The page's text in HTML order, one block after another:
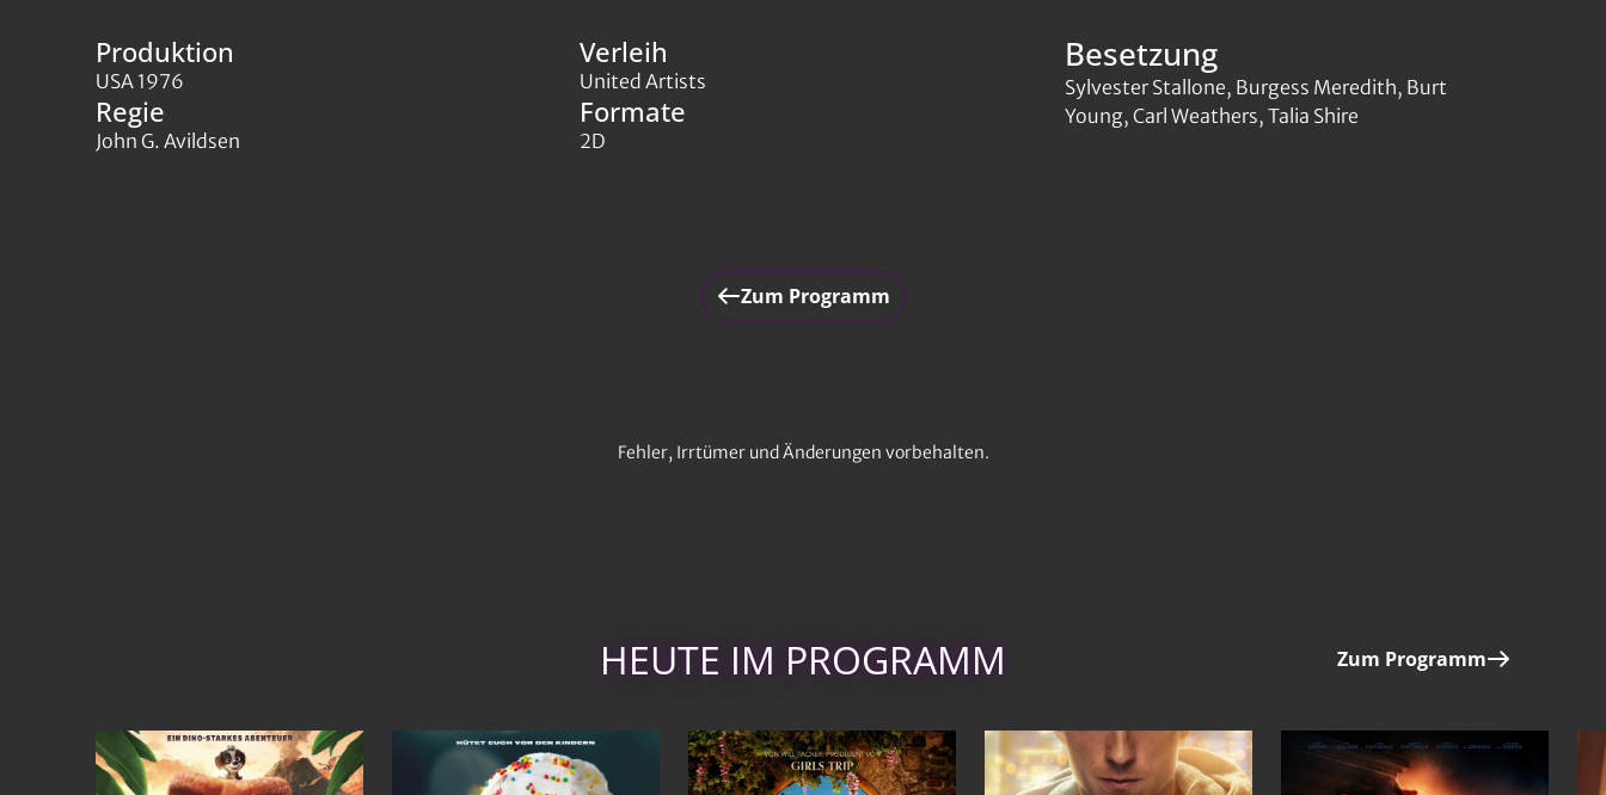
Produktion
USA 1976
Verleih
United Artists
Regie
John G. Avildsen
Formate
2D
Besetzung
Sylvester Stallone, Burgess Meredith, Burt
Young, Carl Weathers, Talia Shire
Zum Programm
Fehler, Irrtümer und Änderungen vorbehalten.
HEUTE IM PROGRAMM Zum Programm